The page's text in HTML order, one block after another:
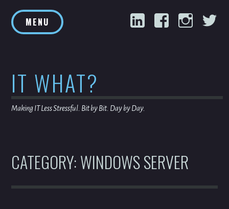
to
content
LinkedInFacebook
MENU
IT WHAT?
Making IT Less Stressful. Bit by Bit. Day by Day.
CATEGORY:WINDOWS SERVER